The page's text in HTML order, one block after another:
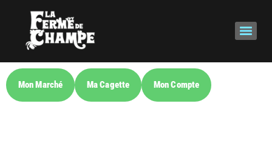
Mon Marché Ma Cagette Mon Compte